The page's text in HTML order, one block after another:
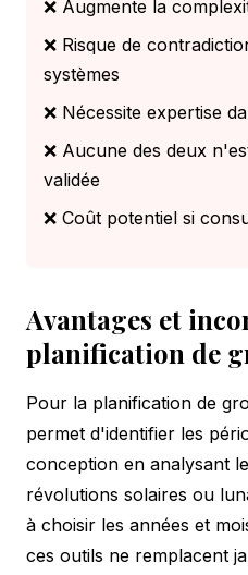
❌ Augmente la
❌ Risque de
systèmes
❌ Nécessite expertise
❌ Aucune des deux
validée
❌ Coût potentiel si
Avantages et
planification de
Pour la planification de
permet d'identifier les
conception en analysant
révolutions solaires ou
à choisir les années et
ces outils ne remplacent